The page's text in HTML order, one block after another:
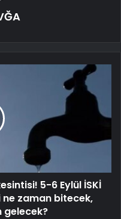
5-6 Eylül İSKİ
zaman bitecek,
gelecek?